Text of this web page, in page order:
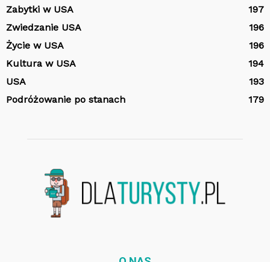
Zabytki w USA
197
Zwiedzanie USA
196
Życie w USA
196
Kultura w USA
194
USA
193
Podróżowanie po stanach
179